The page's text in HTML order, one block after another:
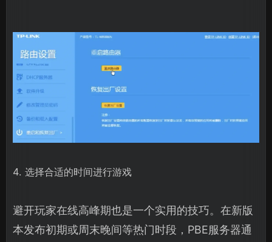
4. 选择合适的时间进行游戏
避开玩家在线高峰期也是一个实用的技巧。在新版
本发布初期或周末晚间等热门时段，PBE服务器通